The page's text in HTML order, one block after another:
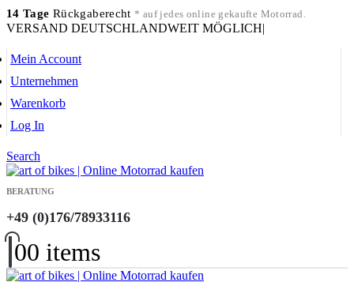
14 Tage Rückgaberecht * auf jedes online gekaufte Motorrad.
VERSAND DEUTSCHLANDWEIT MÖGLICH|
Mein Account
Unternehmen
Warenkorb
Log In
Search
BERATUNG
+49 (0)176/78933116
00 items